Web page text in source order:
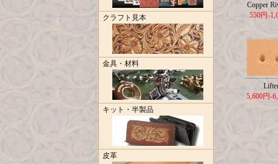
クラフト見本
金具・材料
キット・半製品
皮革
Copper
550円-
5,600円-